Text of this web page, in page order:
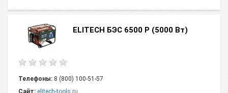
ELITECH БЭС 6500 Р (5000 Вт)
Телефоны: 8 (800) 100-51-57
Сайт: elitech-tools.ru